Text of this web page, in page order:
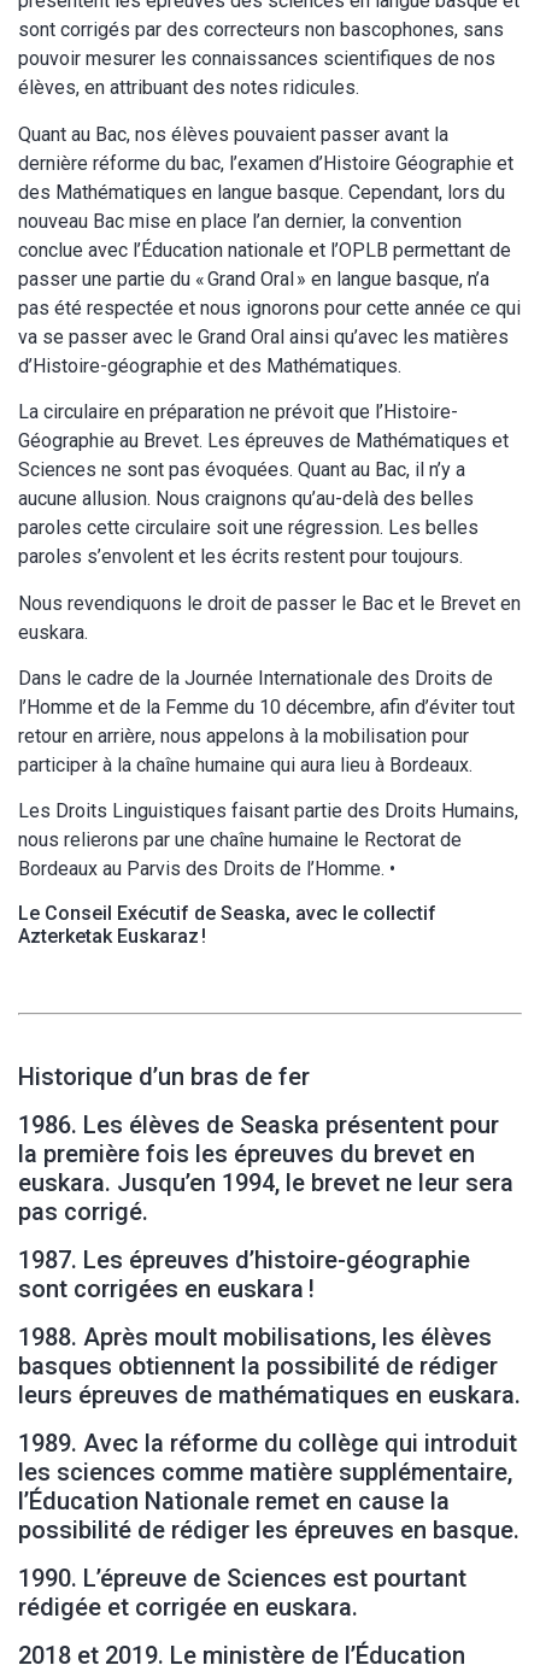
sont corrigés par des correcteurs non bascophones, sans
pouvoir mesurer les connaissances scientifiques de nos
élèves, en attribuant des notes ridicules.
Quant au Bac, nos élèves pouvaient passer avant la
dernière réforme du bac, l’examen d’Histoire Géographie et
des Mathématiques en langue basque. Cependant, lors du
nouveau Bac mise en place l’an dernier, la convention
conclue avec l’Éducation nationale et l’OPLB permettant de
passer une partie du « Grand Oral » en langue basque, n’a
pas été respectée et nous ignorons pour cette année ce qui
va se passer avec le Grand Oral ainsi qu’avec les matières
d’Histoire-géographie et des Mathématiques.
La circulaire en préparation ne prévoit que l’Histoire-
Géographie au Brevet. Les épreuves de Mathématiques et
Sciences ne sont pas évoquées. Quant au Bac, il n’y a
aucune allusion. Nous craignons qu’au-delà des belles
paroles cette circulaire soit une régression. Les belles
paroles s’envolent et les écrits restent pour toujours.
Nous revendiquons le droit de passer le Bac et le Brevet en
euskara.
Dans le cadre de la Journée Internationale des Droits de
l’Homme et de la Femme du 10 décembre, afin d’éviter tout
retour en arrière, nous appelons à la mobilisation pour
participer à la chaîne humaine qui aura lieu à Bordeaux.
Les Droits Linguistiques faisant partie des Droits Humains,
nous relierons par une chaîne humaine le Rectorat de
Bordeaux au Parvis des Droits de l’Homme. •
Le Conseil Exécutif de Seaska, avec le collectif
Azterketak Euskaraz !
Historique d’un bras de fer
1986. Les élèves de Seaska présentent pour
la première fois les épreuves du brevet en
euskara. Jusqu’en 1994, le brevet ne leur sera
pas corrigé.
1987. Les épreuves d’histoire-géographie
sont corrigées en euskara !
1988. Après moult mobilisations, les élèves
basques obtiennent la possibilité de rédiger
leurs épreuves de mathématiques en euskara.
1989. Avec la réforme du collège qui introduit
les sciences comme matière supplémentaire,
l’Éducation Nationale remet en cause la
possibilité de rédiger les épreuves en basque.
1990. L’épreuve de Sciences est pourtant
rédigée et corrigée en euskara.
2018 et 2019. Le ministère de l’Éducation